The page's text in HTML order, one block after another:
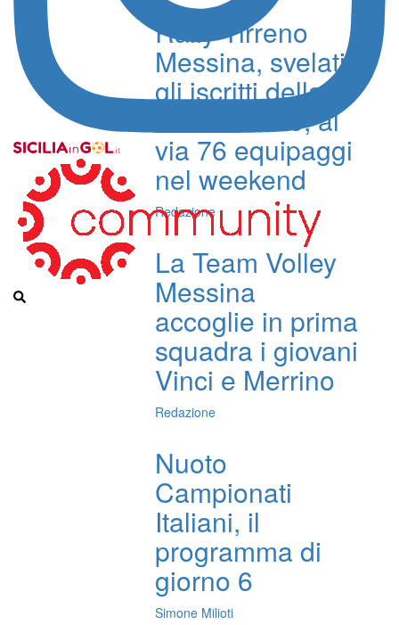
Rally Tirreno
Messina, svelati
gli iscritti della
23ª edizione, al
via 76 equipaggi
nel weekend
Redazione
La Team Volley
Messina
accoglie in prima
squadra i giovani
Vinci e Merrino
Redazione
Nuoto
Campionati
Italiani, il
programma di
giorno 6
Simone Milioti